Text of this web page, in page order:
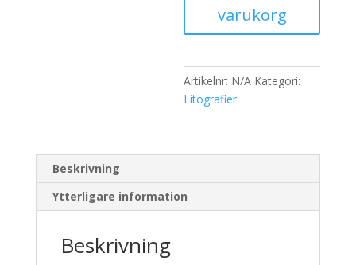
varukorg
Artikelnr: N/A Kategori:
Litografier
Beskrivning
Ytterligare information
Beskrivning